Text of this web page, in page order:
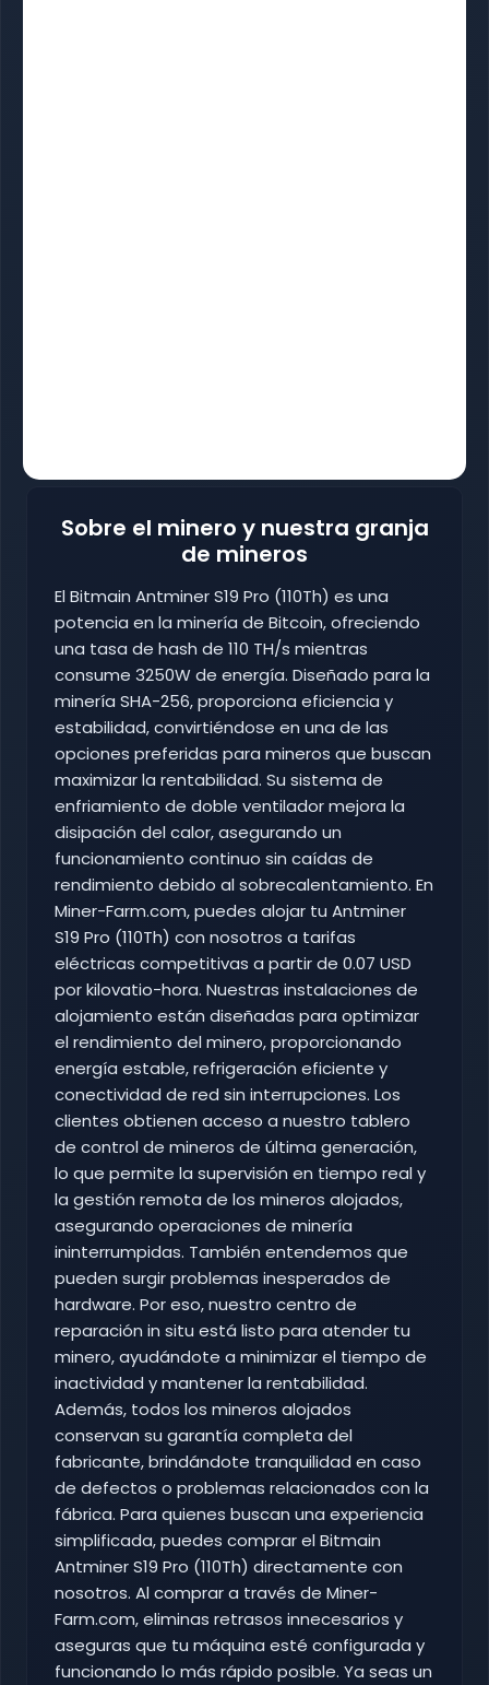
Sobre el minero y nuestra granja
de mineros
El Bitmain Antminer S19 Pro (110Th) es una
potencia en la minería de Bitcoin, ofreciendo
una tasa de hash de 110 TH/s mientras
consume 3250W de energía. Diseñado para la
minería SHA-256, proporciona eficiencia y
estabilidad, convirtiéndose en una de las
opciones preferidas para mineros que buscan
maximizar la rentabilidad. Su sistema de
enfriamiento de doble ventilador mejora la
disipación del calor, asegurando un
funcionamiento continuo sin caídas de
rendimiento debido al sobrecalentamiento. En
Miner-Farm.com, puedes alojar tu Antminer
S19 Pro (110Th) con nosotros a tarifas
eléctricas competitivas a partir de 0.07 USD
por kilovatio-hora. Nuestras instalaciones de
alojamiento están diseñadas para optimizar
el rendimiento del minero, proporcionando
energía estable, refrigeración eficiente y
conectividad de red sin interrupciones. Los
clientes obtienen acceso a nuestro tablero
de control de mineros de última generación,
lo que permite la supervisión en tiempo real y
la gestión remota de los mineros alojados,
asegurando operaciones de minería
ininterrumpidas. También entendemos que
pueden surgir problemas inesperados de
hardware. Por eso, nuestro centro de
reparación in situ está listo para atender tu
minero, ayudándote a minimizar el tiempo de
inactividad y mantener la rentabilidad.
Además, todos los mineros alojados
conservan su garantía completa del
fabricante, brindándote tranquilidad en caso
de defectos o problemas relacionados con la
fábrica. Para quienes buscan una experiencia
simplificada, puedes comprar el Bitmain
Antminer S19 Pro (110Th) directamente con
nosotros. Al comprar a través de Miner-
Farm.com, eliminas retrasos innecesarios y
aseguras que tu máquina esté configurada y
funcionando lo más rápido posible. Ya seas un